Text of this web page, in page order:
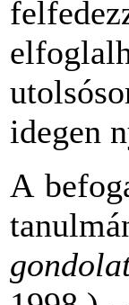
idegen
A